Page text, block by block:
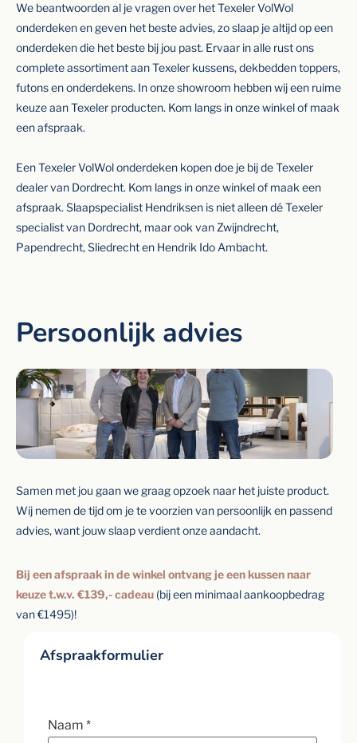
We beantwoorden al je vragen over het Texeler VolWol
onderdeken en geven het beste advies, zo slaap je altijd op een
onderdeken die het beste bij jou past. Ervaar in alle rust ons
complete assortiment aan Texeler kussens, dekbedden toppers,
futons en onderdekens. In onze showroom hebben wij een ruime
keuze aan Texeler producten. Kom langs in onze winkel of maak
een afspraak.
Een Texeler VolWol onderdeken kopen doe je bij de Texeler
dealer van Dordrecht. Kom langs in onze winkel of maak een
afspraak. Slaapspecialist Hendriksen is niet alleen dé Texeler
specialist van Dordrecht, maar ook van Zwijndrecht,
Papendrecht, Sliedrecht en Hendrik Ido Ambacht.
Persoonlijk advies
Samen met jou gaan we graag opzoek naar het juiste product.
Wij nemen de tijd om je te voorzien van persoonlijk en passend
advies, want jouw slaap verdient onze aandacht.
Bij een afspraak in de winkel ontvang je een kussen naar
keuze t.w.v. €139,- cadeau (bij een minimaal aankoopbedrag
van €1495)!
Afspraakformulier
Naam *